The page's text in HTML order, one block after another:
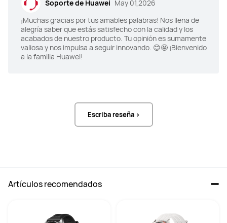
Soporte de Huawei May 01,2026
¡Muchas gracias por tus amables palabras! Nos llena de
alegría saber que estás satisfecho con la calidad y los
acabados de nuestro producto. Tu opinión es sumamente
valiosa y nos impulsa a seguir innovando. 😊🤩 ¡Bienvenido
a la familia Huawei!
Escriba reseña >
Artículos recomendados